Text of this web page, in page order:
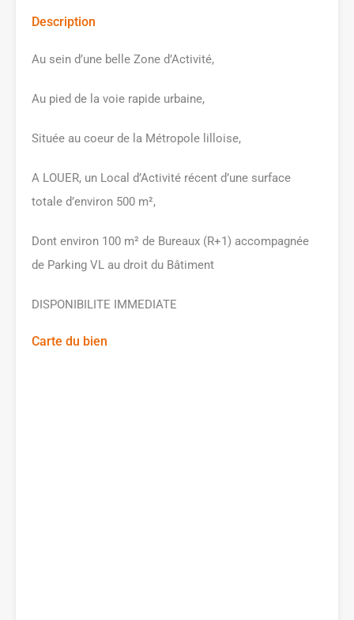
Description
Au sein d’une belle Zone d’Activité,
Au pied de la voie rapide urbaine,
Située au coeur de la Métropole lilloise,
A LOUER, un Local d’Activité récent d’une surface
totale d’environ 500 m²,
Dont environ 100 m² de Bureaux (R+1) accompagnée
de Parking VL au droit du Bâtiment
DISPONIBILITE IMMEDIATE
Carte du bien